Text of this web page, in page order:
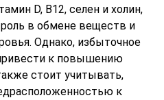
D, B12, селен и холин,
в обмене веществ и
Однако, избыточное
к повышению
стоит учитывать,
к